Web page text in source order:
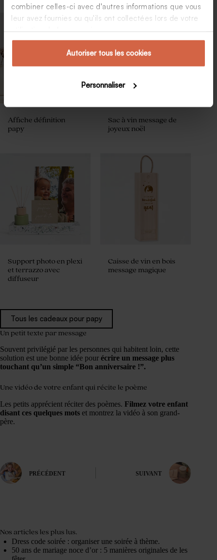
combiner celles-ci avec d'autres informations que vous
leur avez fournies ou qu'ils ont collectées lors de votre
utilisation de leurs services.
Autoriser tous les cookies
Personnaliser
Affiche définition
papy
Sac à vin message de
joyeux noël
Support photo en plexi
et terrazzo avec
diffuseur
Caisse de vin en bois
message magique
Tous les cadeaux pour papy
Un petit texte par message
Souvent privilégié par les personnes qui habitent loin, cette
solution est une bonne idée pour écrire un message plus
touchant qu’un simple “Bon anniversaire !”.
Une vidéo de votre enfant qui récite le poème
Les petits apprécient réciter des poèmes. Filmez votre enfant
disant ces quelques mots et montrez la vidéo à son grand-
père.
PRÉCÉDENT SUIVANT
Nos articles les plus lus.
Dress code soirée : organiser une soirée à thème.
50 ans de mariage noce d’or : 5 manières originales de les